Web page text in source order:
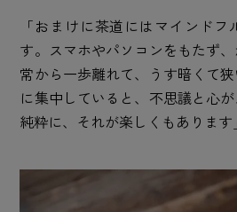
「おまけに茶道にはマインド
す。スマホやパソコンをもたず
常から一歩離れて、うす暗くて
に集中していると、不思議と心
純粋に、それが楽しくもあります」